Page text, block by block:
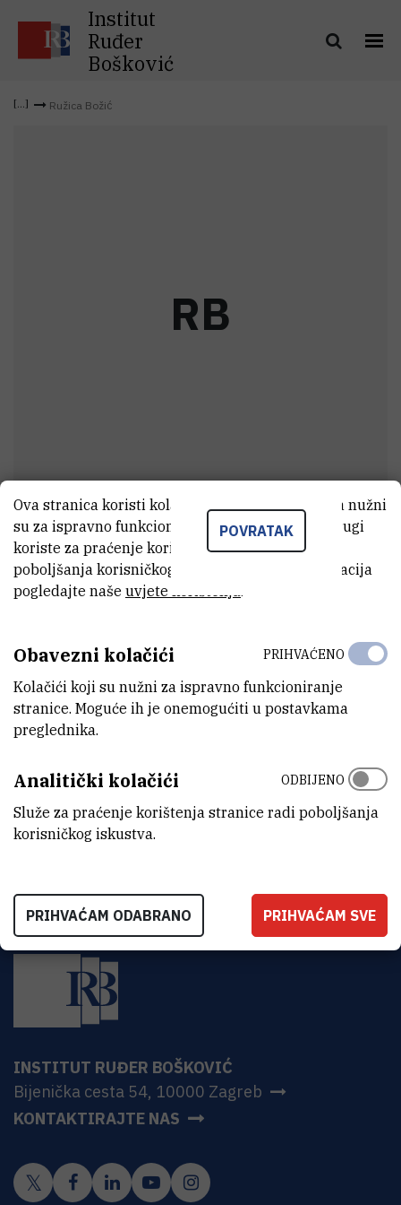
Institut
Ruđer
Bošković
Ružica Božić
RB
RužicaBožić
Tehnički suradnik
E-MAIL
rubozic@irb.hr
ZAVOD
Zavod za istraživanje mora i okoliša
Institut Ruđer Bošković
HR-10000 Zagreb
INSTITUT RUĐER BOŠKOVIĆ
Bijenička cesta 54, 10000 Zagreb
KONTAKTIRAJTE NAS
POVRATAK
Ova stranica koristi kolačiće. Neki od tih kolačića nužni
su za ispravno funkcioniranje stranice, dok se drugi
koriste za praćenje korištenja stranice radi
poboljšanja korisničkog iskustva. Za više informacija
pogledajte naše uvjete korištenja.
Obavezni kolačići
Kolačići koji su nužni za ispravno funkcioniranje
stranice. Moguće ih je onemogućiti u postavkama
preglednika.
PRIHVAĆENO
Analitički kolačići
Služe za praćenje korištenja stranice radi poboljšanja
korisničkog iskustva.
ODBIJENO
PRIHVAĆAM ODABRANO PRIHVAĆAM SVE